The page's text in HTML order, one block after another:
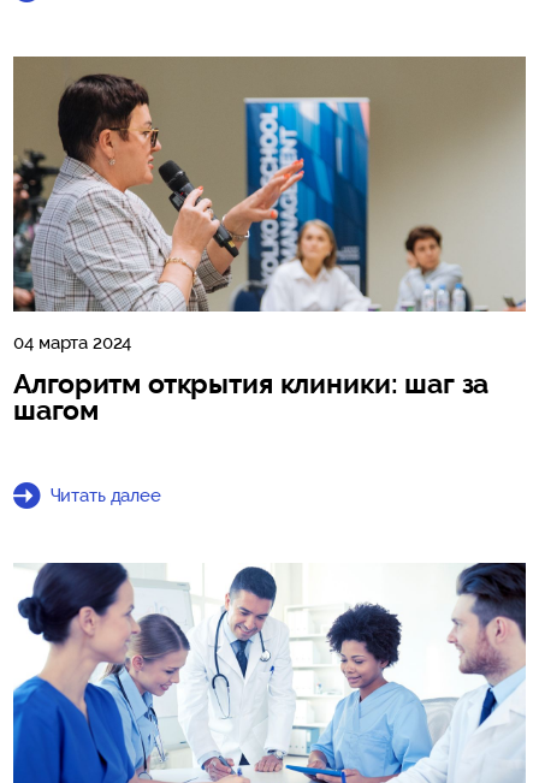
04 марта 2024
Алгоритм открытия клиники: шаг за
шагом
Читать далее